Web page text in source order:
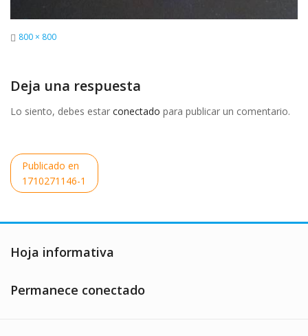
Tamaño
800 × 800
Deja una respuesta
Lo siento, debes estar conectado para publicar un comentario.
Navegación
de
entradas
Publicado en
1710271146-1
Hoja informativa
Permanece conectado